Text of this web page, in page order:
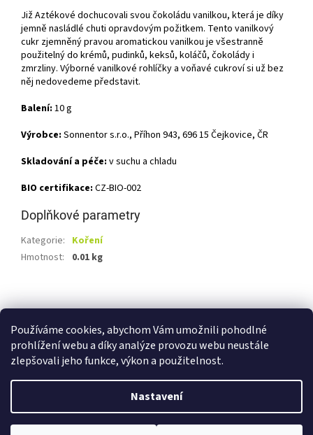
Používáme cookies, abychom Vám umožnili pohodlné
prohlížení webu a díky analýze provozu webu neustále
zlepšovali jeho funkce, výkon a použitelnost.
Nastavení
Již Aztékové dochucovali svou čokoládu vanilkou, která je díky
jemně nasládlé chuti opravdovým požitkem. Tento vanilkový
cukr zjemněný pravou aromatickou vanilkou je všestranně
použitelný do krémů, pudinků, keksů, koláčů, čokolády i
zmrzliny. Výborné vanilkové rohlíčky a voňavé cukroví si už bez
něj nedovedeme představit.
Balení: 10 g
Výrobce: Sonnentor s.r.o., Příhon 943, 696 15 Čejkovice, ČR
Skladování a péče: v suchu a chladu
BIO certifikace: CZ-BIO-002
Doplňkové parametry
Kategorie: Koření
Hmotnost: 0.01 kg
á
Copyright 2026E-shop Ze statku Dobříš. Všechna práva